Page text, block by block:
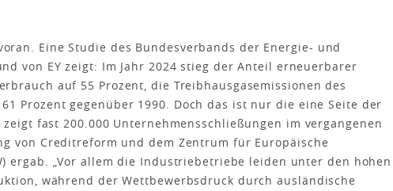
Eine Studie des Bundesverbands der Energie- und
von EY zeigt: Im Jahr 2024 stieg der Anteil erneuerbarer
auf 55 Prozent, die Treibhausgasemissionen des
Prozent gegenüber 1990. Doch das ist nur die eine Seite der
fast 200.000 Unternehmensschließungen im vergangenen
von Creditreform und dem Zentrum für Europäische
ergab. „Vor allem die Industriebetriebe leiden unter den hohen
während der Wettbewerbsdruck durch ausländische